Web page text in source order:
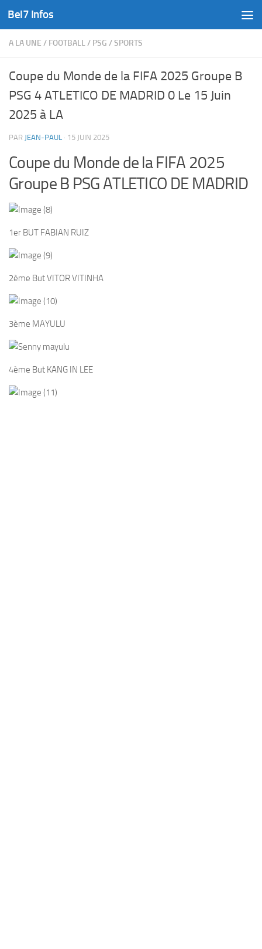
Skip to content
Bel7 Infos
A LA UNE / FOOTBALL/ PSG /SPORTS
Coupe du Monde de la FIFA 2025 Groupe B
PSG 4 ATLETICO DE MADRID 0 Le 15 Juin
2025 à LA
PAR JEAN-PAUL · 15 JUIN 2025
Coupe du Monde de la FIFA 2025
Groupe B PSG ATLETICO DE MADRID
1er BUT FABIAN RUIZ
2ème But VITOR VITINHA
3ème MAYULU
4ème But KANG IN LEE